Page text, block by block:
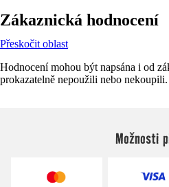
Zákaznická hodnocení
Přeskočit oblast
Hodnocení mohou být napsána i od
prokazatelně nepoužili nebo nekoupili.
Možnosti